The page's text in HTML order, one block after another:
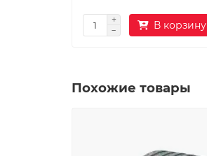
В корзину
Похожие товары